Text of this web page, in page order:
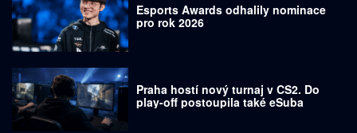
Esports Awards odhalily nominace
pro rok 2026
Praha hostí nový turnaj v CS2. Do
play-off postoupila také eSuba